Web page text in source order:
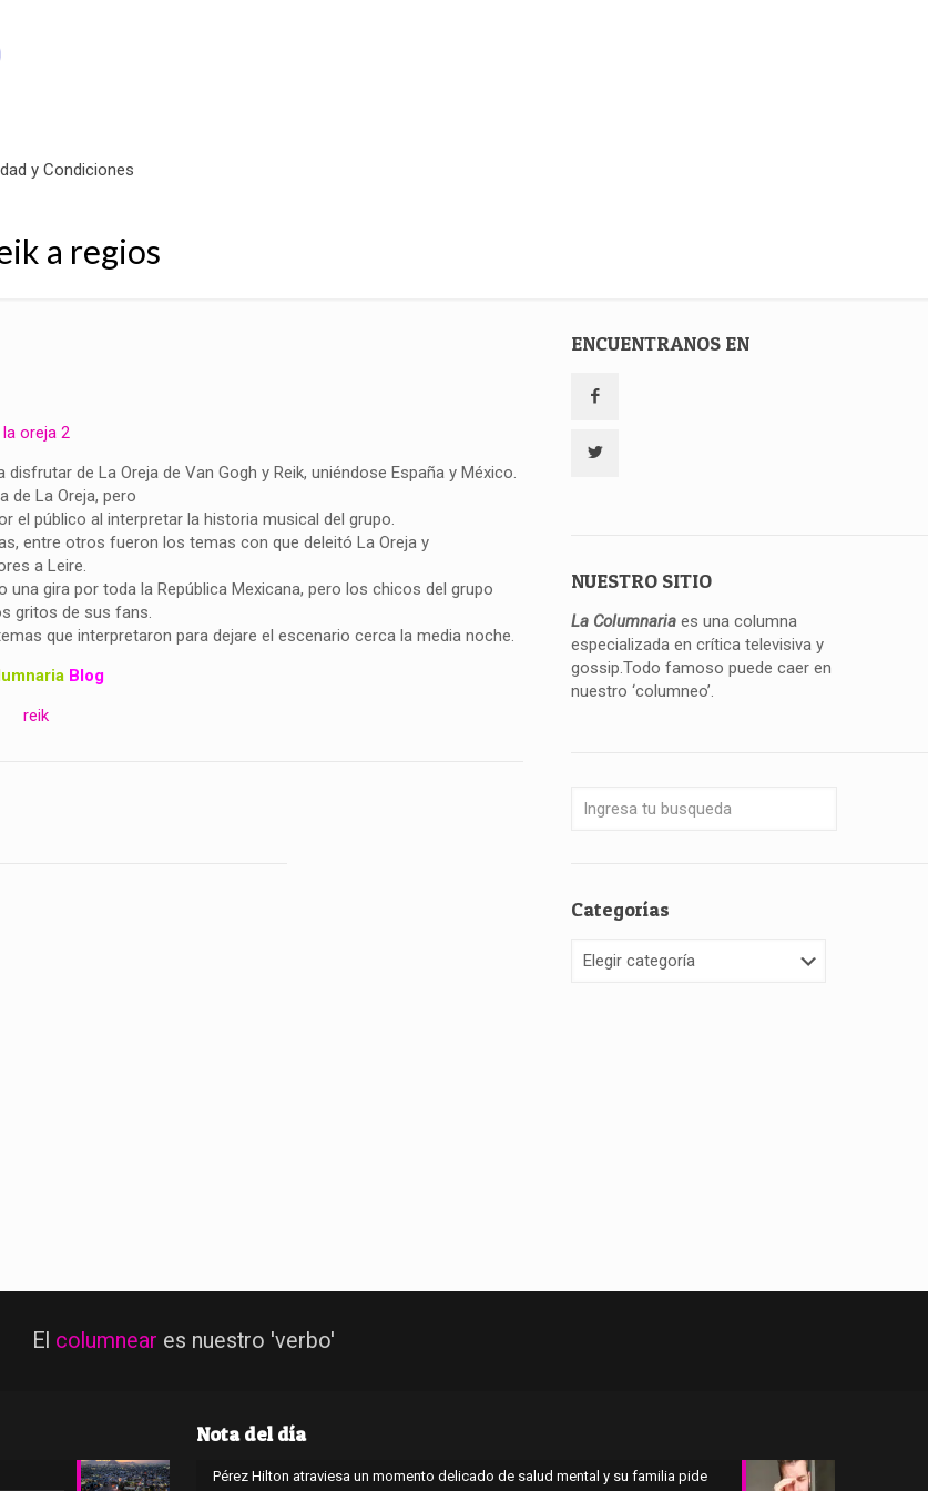
y Condiciones
a regios
de La Oreja de Van Gogh y Reik, uniéndose España y México.
de La Oreja, pero
el público al interpretar la historia musical del grupo.
entre otros fueron los temas con que deleitó La Oreja y
a Leire.
gira por toda la República Mexicana, pero los chicos del grupo
gritos de sus fans.
que interpretaron para dejare el escenario cerca la media noche.
Blog
ENCUENTRANOS EN
NUESTRO SITIO
La Columnaria es una columna
especializada en crítica televisiva y
gossip.Todo famoso puede caer en
nuestro ‘columneo’.
Categorías
El columnear es nuestro 'verbo'
Nota del día
Pérez Hilton atraviesa un momento delicado de salud mental y su familia pide